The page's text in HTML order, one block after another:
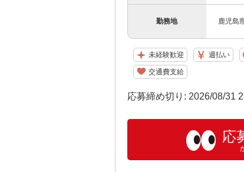
勤務地 鹿児島
未経験歓迎 週払い
交通費支給
応募締め切り: 2026/08/31
応